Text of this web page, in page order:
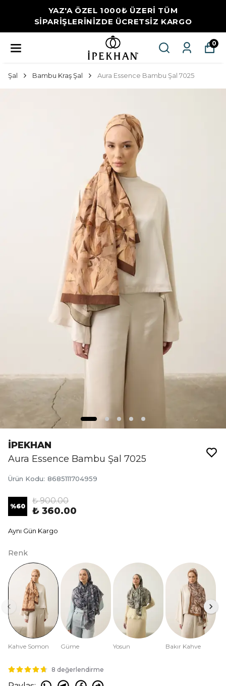
YAZ'A ÖZEL 1000₺ ÜZERİ TÜM
SİPARİŞLERİNİZDE ÜCRETSİZ KARGO
0
Şal Bambu Kraş Şal Aura Essence Bambu Şal 7025
İPEKHAN
Aura Essence Bambu Şal 7025
Ürün Kodu: 8685111704959
%60
₺ 900.00
₺ 360.00
Aynı Gün Kargo
Renk
Kahve Somon Güme Yosun Bakır Kahve
8 değerlendirme